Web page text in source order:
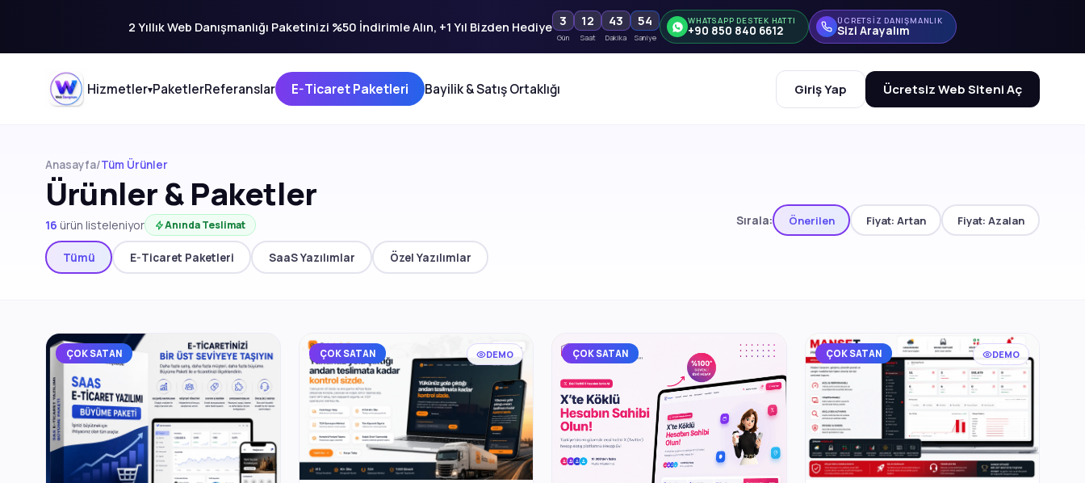
2 Yıllık Web Danışmanlığı Paketinizi %50 İndirimle Alın, +1 Yıl Bizden Hediye 3
Gün
12
Saat
43
Dakika
53
Saniye
WHATSAPP DESTEK HATTI
+90 850 840 6612
ÜCRETSİZ DANIŞMANLIK
Sizi Arayalım
Hizmetler▾PaketlerReferanslar E-Ticaret Paketleri Bayilik & Satış Ortaklığı Giriş Yap Ücretsiz Web Siteni Aç
Anasayfa/Tüm Ürünler
Ürünler & Paketler
16 ürün listeleniyor Anında Teslimat Sırala: Önerilen Fiyat: Artan Fiyat: Azalan
Tümü E-Ticaret Paketleri SaaS Yazılımlar Özel Yazılımlar
ÇOK SATAN ÇOK SATAN DEMO ÇOK SATAN ÇOK SATAN DEMO